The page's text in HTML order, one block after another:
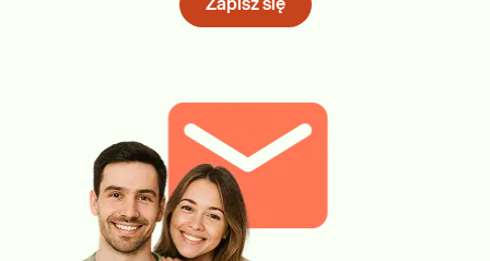
Zapisz się